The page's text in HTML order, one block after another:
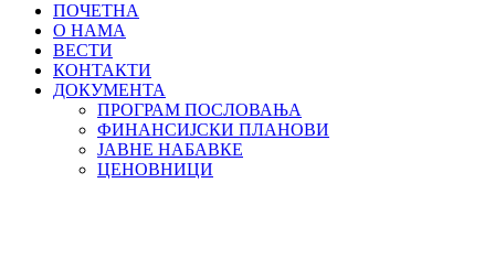
ПОЧЕТНА
О НАМА
ВЕСТИ
КОНТАКТИ
ДОКУМЕНТА
ПРОГРАМ ПОСЛОВАЊА
ФИНАНСИЈСКИ ПЛАНОВИ
ЈАВНЕ НАБАВКЕ
ЦЕНОВНИЦИ